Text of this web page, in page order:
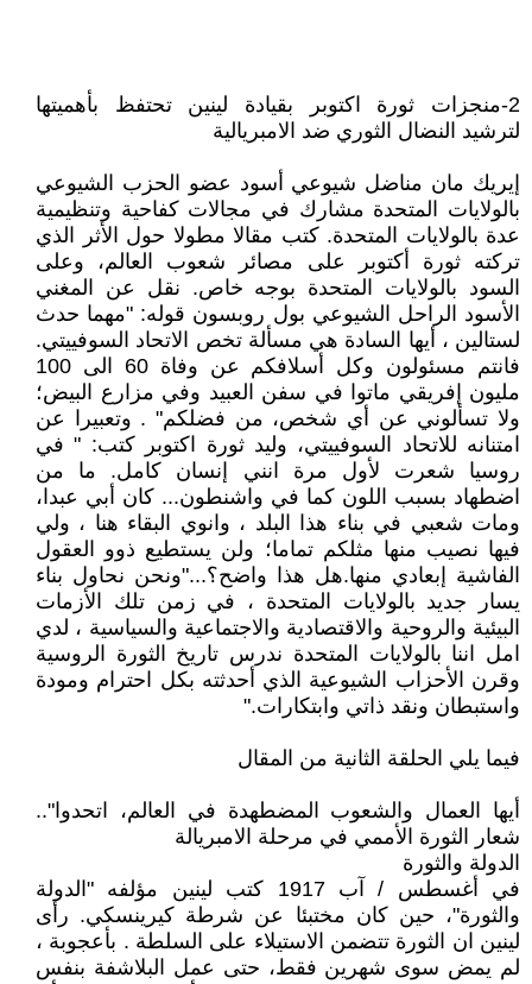
2-منجزات ثورة اكتوبر بقيادة لينين تحتفظ بأهميتها
لترشيد النضال الثوري ضد الامبريالية
إيريك مان مناضل شيوعي أسود عضو الحزب الشيوعي
بالولايات المتحدة مشارك في مجالات كفاحية وتنظيمية
عدة بالولايات المتحدة. كتب مقالا مطولا حول الأثر الذي
تركته ثورة أكتوبر على مصائر شعوب العالم، وعلى
السود بالولايات المتحدة بوجه خاص. نقل عن المغني
الأسود الراحل الشيوعي بول روبسون قوله: "مهما حدث
لستالين ، أيها السادة هي مسألة تخص الاتحاد السوفييتي.
فانتم مسئولون وكل أسلافكم عن وفاة 60 الى 100
مليون إفريقي ماتوا في سفن العبيد وفي مزارع البيض؛
ولا تسألوني عن أي شخص، من فضلكم" . وتعبيرا عن
امتنانه للاتحاد السوفييتي، وليد ثورة اكتوبر كتب: " في
روسيا شعرت لأول مرة انني إنسان كامل. ما من
اضطهاد بسبب اللون كما في واشنطون... كان أبي عبدا،
ومات شعبي في بناء هذا البلد ، وانوي البقاء هنا ، ولي
فيها نصيب منها مثلكم تماما؛ ولن يستطيع ذوو العقول
الفاشية إبعادي منها.هل هذا واضح؟..."ونحن نحاول بناء
يسار جديد بالولايات المتحدة ، في زمن تلك الأزمات
البيئية والروحية والاقتصادية والاجتماعية والسياسية ، لدي
امل اننا بالولايات المتحدة ندرس تاريخ الثورة الروسية
وقرن الأحزاب الشيوعية الذي أحدثته بكل احترام ومودة
واستبطان ونقد ذاتي وابتكارات."
فيما يلي الحلقة الثانية من المقال
أيها العمال والشعوب المضطهدة في العالم، اتحدوا"..
شعار الثورة الأممي في مرحلة الامبريالة
الدولة والثورة
في أغسطس / آب 1917 كتب لينين مؤلفه "الدولة
والثورة"، حين كان مختبئا عن شرطة كيرينسكي. رأى
لينين ان الثورة تتضمن الاستيلاء على السلطة . بأعجوبة ،
لم يمض سوى شهرين فقط، حتى عمل البلاشفة بنفس